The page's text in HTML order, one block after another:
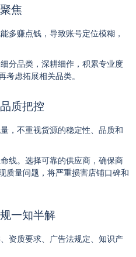
焦
多赚点钱，导致账号定位模糊，
分品类，深耕细作，积累专业度
虑拓展相关品类。
质把控
，不重视货源的稳定性、品质和
线。选择可靠的供应商，确保商
质量问题，将严重损害店铺口碑和
一知半解
资质要求、广告法规定、知识产